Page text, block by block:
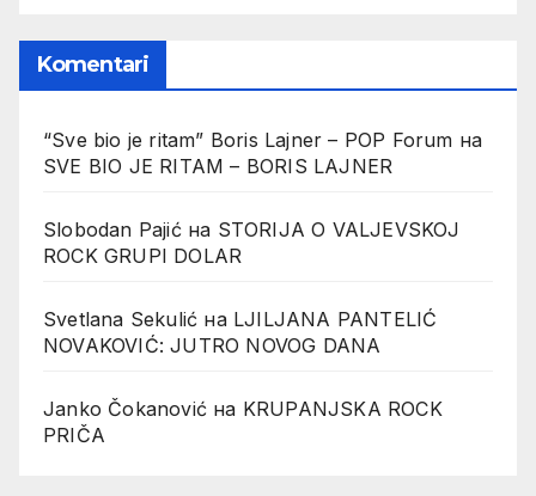
Komentari
“Sve bio je ritam” Boris Lajner – POP Forum на
SVE BIO JE RITAM – BORIS LAJNER
Slobodan Pajićна STORIJA O VALJEVSKOJ
ROCK GRUPI DOLAR
Svetlana Sekulić на LJILJANA PANTELIĆ
NOVAKOVIĆ: JUTRO NOVOG DANA
Janko Čokanović на KRUPANJSKA ROCK
PRIČA